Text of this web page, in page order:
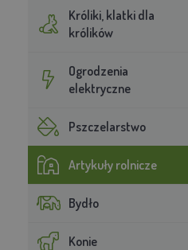
Króliki, klatki dla
królików
Ogrodzenia
elektryczne
Pszczelarstwo
Artykuły rolnicze
Bydło
Konie